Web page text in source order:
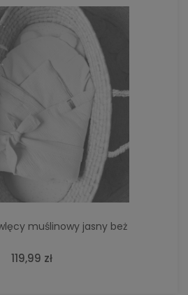
muślinowy jasny beż
119,99 zł